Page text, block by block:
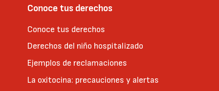
Conoce tus derechos
Conoce tus derechos
Derechos del niño hospitalizado
Ejemplos de reclamaciones
La oxitocina: precauciones y alertas